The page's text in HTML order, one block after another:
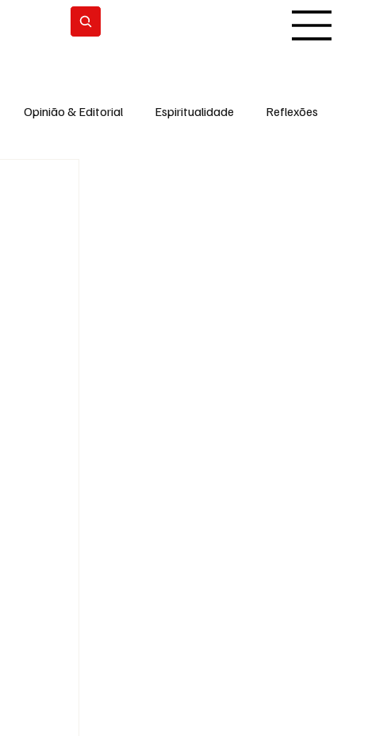
Opinião & Editorial Espiritualidade Reflexões